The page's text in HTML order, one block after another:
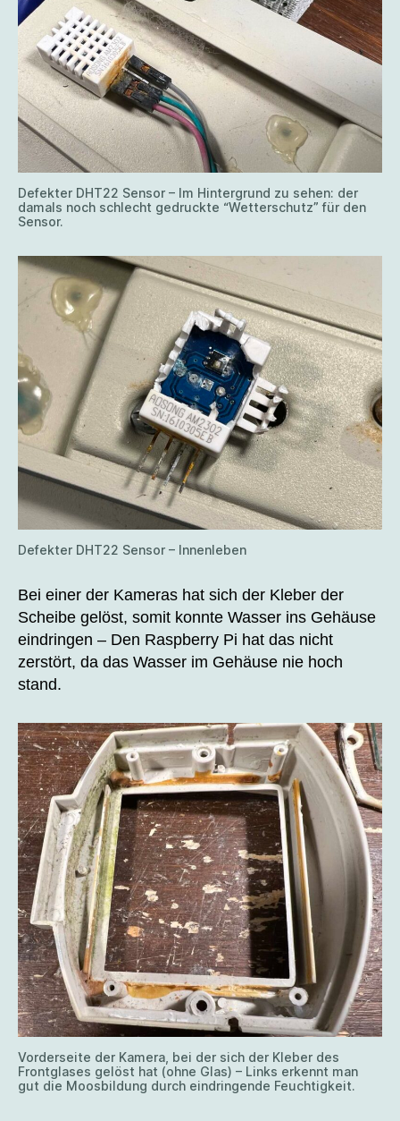
Defekter DHT22 Sensor – Im Hintergrund zu sehen: der
damals noch schlecht gedruckte “Wetterschutz” für den
Sensor.
Defekter DHT22 Sensor – Innenleben
Bei einer der Kameras hat sich der Kleber der
Scheibe gelöst, somit konnte Wasser ins Gehäuse
eindringen – Den Raspberry Pi hat das nicht
zerstört, da das Wasser im Gehäuse nie hoch
stand.
Vorderseite der Kamera, bei der sich der Kleber des
Frontglases gelöst hat (ohne Glas) – Links erkennt man
gut die Moosbildung durch eindringende Feuchtigkeit.